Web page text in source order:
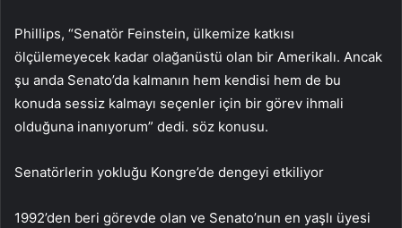
Phillips, “Senatör Feinstein, ülkemize katkısı
ölçülemeyecek kadar olağanüstü olan bir Amerikalı. Ancak
şu anda Senato’da kalmanın hem kendisi hem de bu
konuda sessiz kalmayı seçenler için bir görev ihmali
olduğuna inanıyorum” dedi. söz konusu.
Senatörlerin yokluğu Kongre’de dengeyi etkiliyor
1992’den beri görevde olan ve Senato’nun en yaşlı üyesi